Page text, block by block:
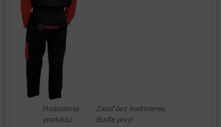
Hodnotenie
produktu:
Zatiaľ bez hodnotenia.
Buďte prvý!